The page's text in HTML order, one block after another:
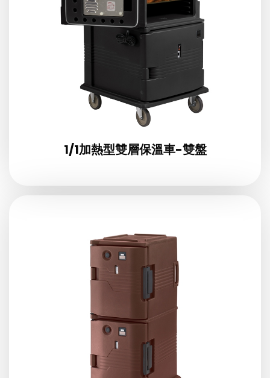
1/1加熱型雙層保溫車-雙盤